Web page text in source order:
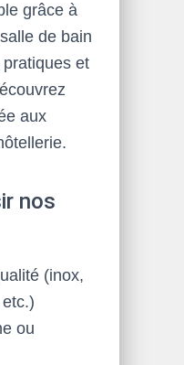
grâce à
de bain
et
aux
nos
(inox,
ou